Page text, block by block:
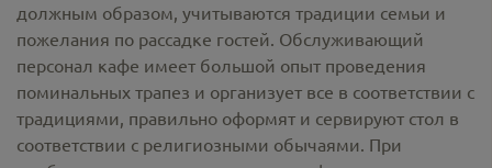
должным образом, учитываются традиции семьи и
пожелания по рассадке гостей. Обслуживающий
персонал кафе имеет большой опыт проведения
поминальных трапез и организует все в соответствии с
традициями, правильно оформят и сервируют стол в
соответствии с религиозными обычаями. При